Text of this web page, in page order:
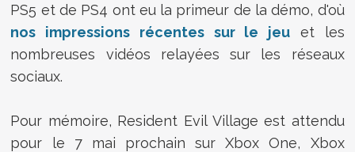
PS5 et de PS4 ont eu la primeur de la démo, d'où
nos impressions récentes sur le jeu et les
nombreuses vidéos relayées sur les réseaux
sociaux.
Pour mémoire, Resident Evil Village est attendu
pour le 7 mai prochain sur Xbox One, Xbox